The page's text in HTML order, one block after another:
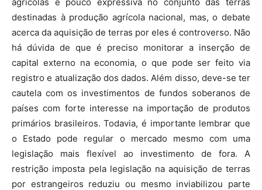
destinadas à produção agrícola nacional, mas, o debate
acerca da aquisição de terras por eles é controverso. Não
há dúvida de que é preciso monitorar a inserção de
capital externo na economia, o que pode ser feito via
registro e atualização dos dados. Além disso, deve-se ter
cautela com os investimentos de fundos soberanos de
países com forte interesse na importação de produtos
primários brasileiros. Todavia, é importante lembrar que
o Estado pode regular o mercado mesmo com uma
legislação mais flexível ao investimento de fora. A
restrição imposta pela legislação na aquisição de terras
por estrangeiros reduziu ou mesmo inviabilizou parte